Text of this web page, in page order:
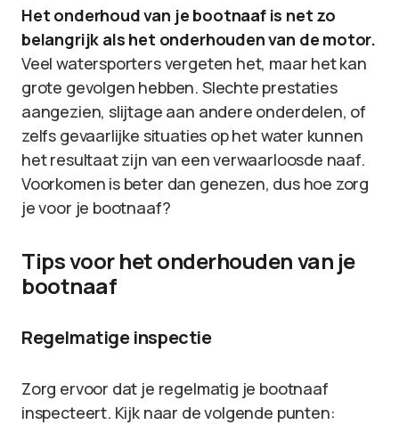
Het onderhoud van je bootnaaf is net zo
belangrijk als het onderhouden van de motor.
Veel watersporters vergeten het, maar het kan
grote gevolgen hebben. Slechte prestaties
aangezien, slijtage aan andere onderdelen, of
zelfs gevaarlijke situaties op het water kunnen
het resultaat zijn van een verwaarloosde naaf.
Voorkomen is beter dan genezen, dus hoe zorg
je voor je bootnaaf?
Tips voor het onderhouden van je
bootnaaf
Regelmatige inspectie
Zorg ervoor dat je regelmatig je bootnaaf
inspecteert. Kijk naar de volgende punten: